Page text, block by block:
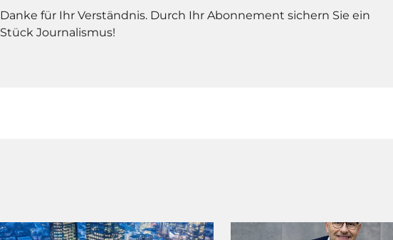
Danke für Ihr Verständnis. Durch Ihr Abonnement sichern Sie ein
Stück Journalismus!